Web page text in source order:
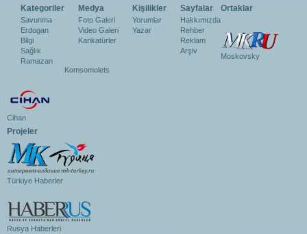
Kategoriler
Savunma
Erdogan
Bilgi
Sağlık
Ramazan
Medya
Foto Galeri
Video Galeri
Karikatürler
Kişilikler
Yorumlar
Yazar
Sayfalar
Hakkımızda
Rehber
Reklam
Arşiv
Ortaklar
Moskovsky
Komsomolets
Cihan
Projeler
Türkiye Haberler
Rusya Haberleri